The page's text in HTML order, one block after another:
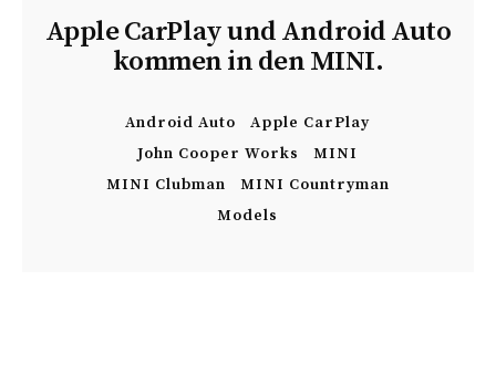
Apple CarPlay und Android Auto
kommen in den MINI.
Android Auto
Apple CarPlay
John Cooper Works
MINI
MINI Clubman
MINI Countryman
Models